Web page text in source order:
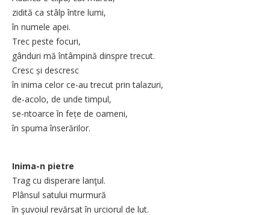
zidită ca stâlp între lumi,
în numele apei.
Trec peste focuri,
gânduri mă întâmpină dinspre trecut.
Cresc și descresc
în inima celor ce-au trecut prin talazuri,
de-acolo, de unde timpul,
se-ntoarce în fețe de oameni,
în spuma înserărilor.
Inima-n pietre
Trag cu disperare lanţul.
Plânsul satului murmură
în şuvoiul revărsat în urciorul de lut.